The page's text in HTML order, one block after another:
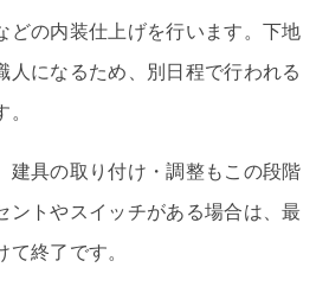
どの内装仕上げを行います。下地
人になるため、別日程で行われる
建具の取り付け・調整もこの段階
ントやスイッチがある場合は、最
終了です。